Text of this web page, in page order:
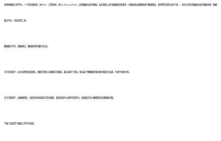
有两种数据工具平台。一个是存储系统，如HDFS，计算系统，有hive/MR/spark/Flink，这是数据仓库的基础。在此基础上进行数据建设和使用（主要依靠自建集群进行数据建设，其他将在别的文章介绍）。本文讨论的是数据仓库的辅助系统：数据
服务平台，也就是第二种。
数据服务平台：数据建设，数据使用的辅助与后台。
对于外部用户，如分析师和项目团队，数据可视化/元数据非常重要。通过这两个系统，很容易了解数据的基本情况和统计结果，并进行各种分析。
对于内部用户，如数据团队，调度系统/质量监控至关重要。调度系统可以按时完成任务，质量监控可以确保提前发现数据问题。
下面介绍这四个数据工具平台系统。